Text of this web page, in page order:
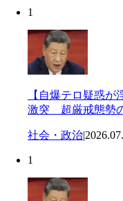
1
【自爆テロ疑惑
激突 超厳戒態勢
社会・政治|
1